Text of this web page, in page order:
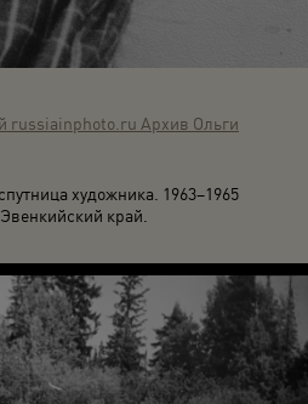
russiainphoto.ru Архив Ольги
художника. 1963–1965
край.